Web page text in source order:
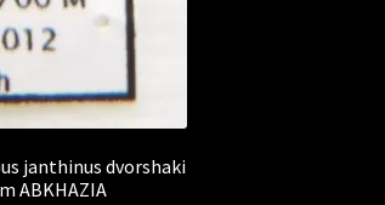
janthinus dvorshaki
ABKHAZIA